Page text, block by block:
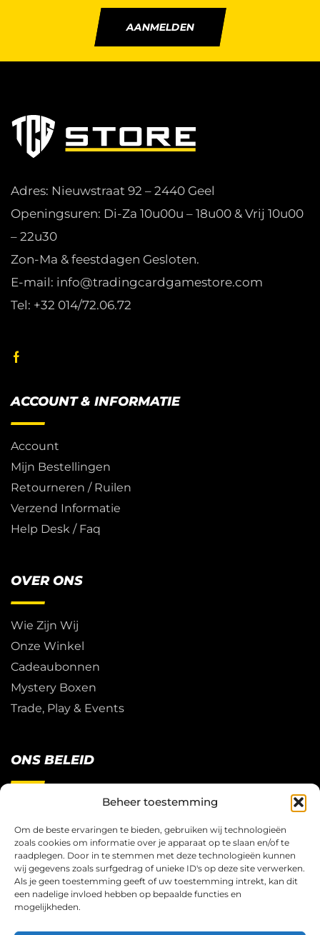
Beheer toestemming
Om de beste ervaringen te bieden, gebruiken wij technologieën
zoals cookies om informatie over je apparaat op te slaan en/of te
raadplegen. Door in te stemmen met deze technologieën kunnen
wij gegevens zoals surfgedrag of unieke ID's op deze site verwerken.
Als je geen toestemming geeft of uw toestemming intrekt, kan dit
een nadelige invloed hebben op bepaalde functies en
mogelijkheden.
AANMELDEN
Adres: Nieuwstraat 92 – 2440 Geel
Openingsuren: Di-Za 10u00u – 18u00 & Vrij 10u00
– 22u30
Zon-Ma & feestdagen Gesloten.
E-mail: info@tradingcardgamestore.com
Tel: +32 014/72.06.72
ACCOUNT & INFORMATIE
Account
Mijn Bestellingen
Retourneren / Ruilen
Verzend Informatie
Help Desk / Faq
OVER ONS
Wie Zijn Wij
Onze Winkel
Cadeaubonnen
Mystery Boxen
Trade, Play & Events
ONS BELEID
Restitutie Beleid
Privacy
Cookies
Algemene Voorwaarden